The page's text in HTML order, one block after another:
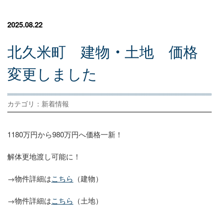
2025.08.22
北久米町 建物 ・ 土地 価格
変更し ま した
カテゴリ：新着情報
1180万円から980万円へ価格一新！
解体更地渡し可能に！
→物件詳細はこちら （建物）
→物件詳細はこちら （土地）